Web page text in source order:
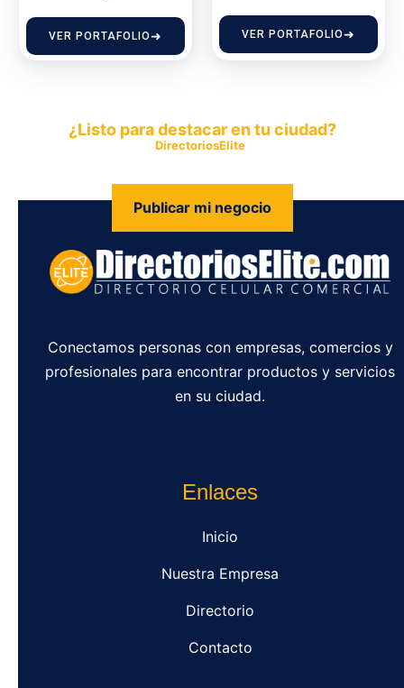
VER PORTAFOLIO VER PORTAFOLIO
¿Listo para destacar en tu ciudad?
DirectoriosElite
Publicar mi negocio
Conectamos personas con empresas, comercios y
profesionales para encontrar productos y servicios
en su ciudad.
Enlaces
Inicio
Nuestra Empresa
Directorio
Contacto